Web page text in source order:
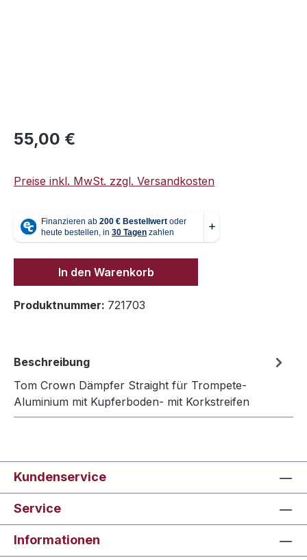
Regulärer Preis:
55,00 €
Preise inkl. MwSt. zzgl. Versandkosten
In den Warenkorb
Produktnummer: 721703
Beschreibung
Tom Crown Dämpfer Straight für Trompete-
Aluminium mit Kupferboden- mit Korkstreifen
Kundenservice
Service
Informationen